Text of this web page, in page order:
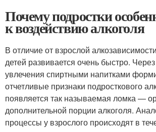
Почему подростки
к воздействию алкоголя
В отличие от взрослой
детей развивается очень быстро.
увлечения спиртными напитками
отчетливые признаки подросткового
появляется так называемая ломка —
дополнительной порции алкоголя.
процессы у взрослого происходят в